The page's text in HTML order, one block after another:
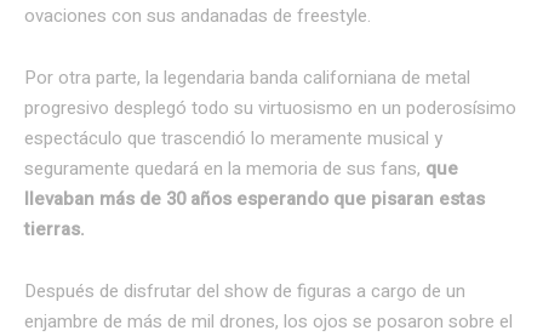
ovaciones con sus andanadas de freestyle.
Por otra parte, la legendaria banda californiana de metal
progresivo desplegó todo su virtuosismo en un poderosísimo
espectáculo que trascendió lo meramente musical y
seguramente quedará en la memoria de sus fans, que
llevaban más de 30 años esperando que pisaran estas
tierras.
Después de disfrutar del show de figuras a cargo de un
enjambre de más de mil drones, los ojos se posaron sobre el